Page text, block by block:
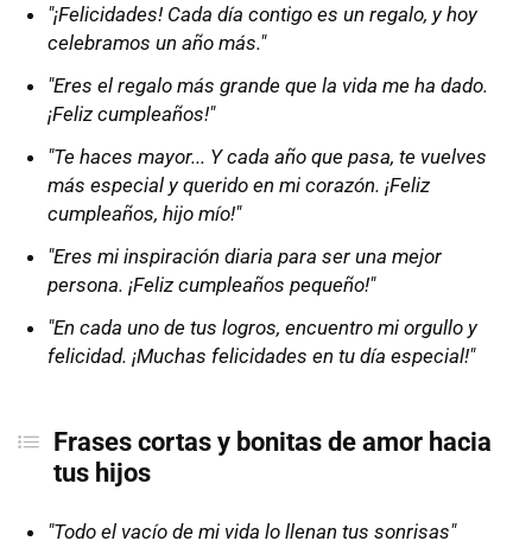
"¡Felicidades! Cada día contigo es un regalo, y hoy
celebramos un año más."
"Eres el regalo más grande que la vida me ha dado.
¡Feliz cumpleaños!"
"Te haces mayor... Y cada año que pasa, te vuelves
más especial y querido en mi corazón. ¡Feliz
cumpleaños, hijo mío!"
"Eres mi inspiración diaria para ser una mejor
persona. ¡Feliz cumpleaños pequeño!"
"En cada uno de tus logros, encuentro mi orgullo y
felicidad. ¡Muchas felicidades en tu día especial!"
Frases cortas y bonitas de amor hacia
tus hijos
"Todo el vacío de mi vida lo llenan tus sonrisas"